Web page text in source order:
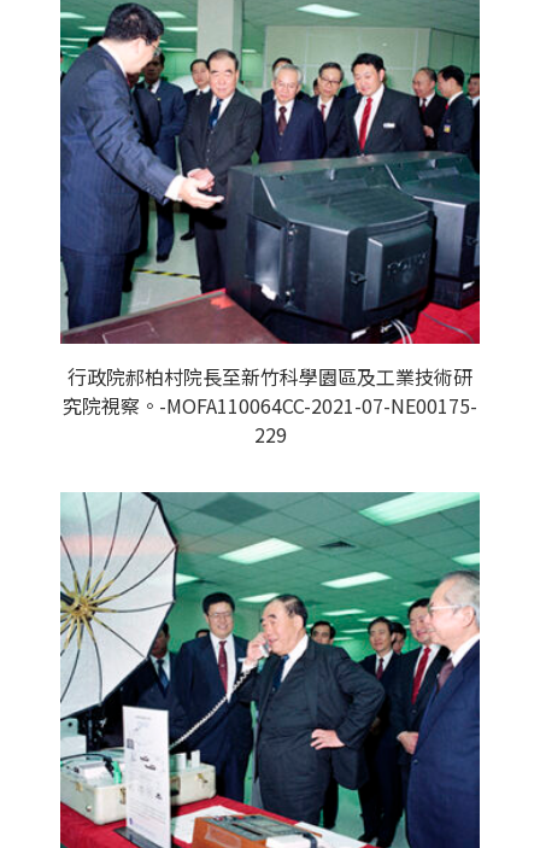
行政院郝柏村院長至新竹科學園區及工業技術研
究院視察。-MOFA110064CC-2021-07-NE00175-
229